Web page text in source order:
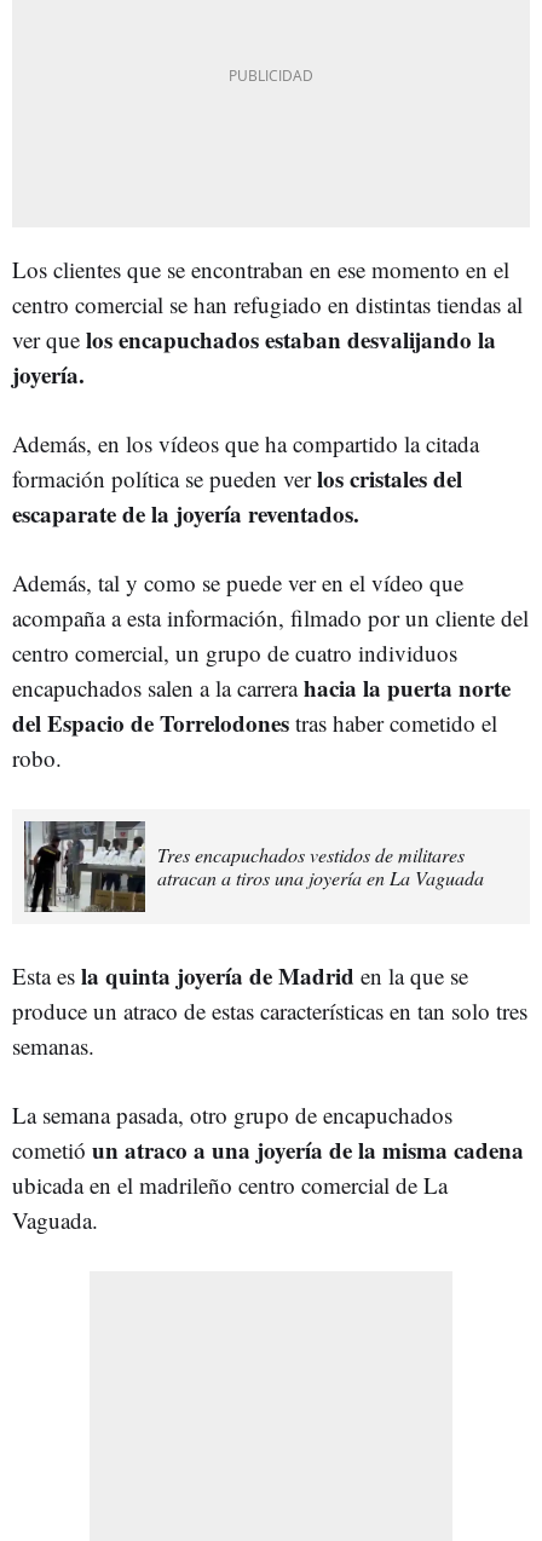
Los clientes que se encontraban en ese momento en el
centro comercial se han refugiado en distintas tiendas al
ver que los encapuchados estaban desvalijando la
joyería.
Además, en los vídeos que ha compartido la citada
formación política se pueden verlos cristales del
escaparate de la joyería reventados.
Además, tal y como se puede ver en el vídeo que
acompaña a esta información, filmado por un cliente del
centro comercial, un grupo de cuatro individuos
encapuchados salen a la carrerahacia la puerta norte
del Espacio de Torrelodones tras haber cometido el
robo.
Tres encapuchados vestidos de militares
atracan a tiros una joyería en La Vaguada
Esta es la quinta joyería de Madrid en la que se
produce un atraco de estas características en tan solo tres
semanas.
La semana pasada, otro grupo de encapuchados
cometió un atraco a una joyería de la misma cadena
ubicada en el madrileño centro comercial de La
Vaguada.